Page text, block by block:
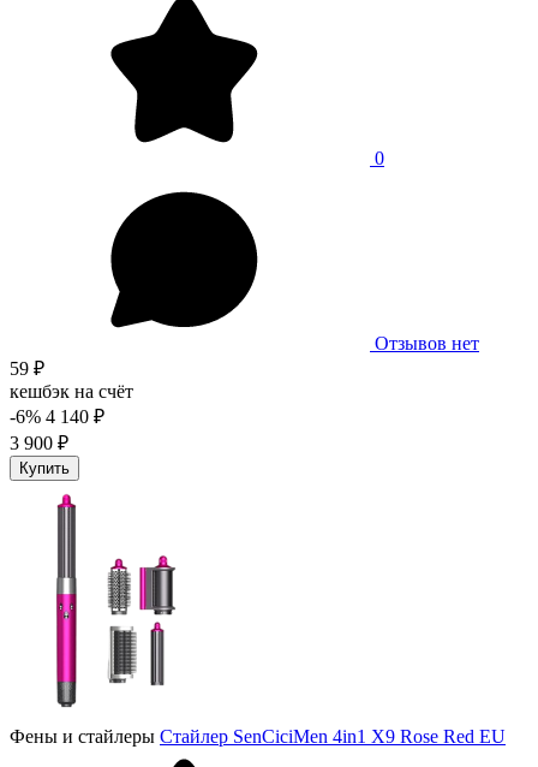
0
Отзывов нет
59 ₽
кешбэк на счёт
-6% 4 140 ₽
3 900 ₽
Купить
Фены и стайлеры Стайлер SenCiciMen 4in1 X9 Rose Red EU